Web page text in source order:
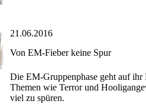
21.06.2016
Von EM-Fieber keine Spur
Die EM-Gruppenphase geht auf ihr
Themen wie Terror und
viel zu spüren.